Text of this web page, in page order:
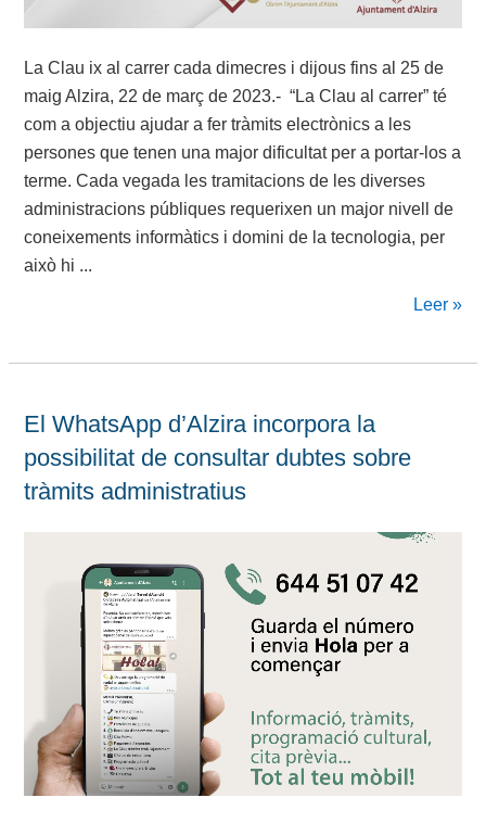
La Clau ix al carrer cada dimecres i dijous fins al 25 de
maig Alzira, 22 de març de 2023.- “La Clau al carrer” té
com a objectiu ajudar a fer tràmits electrònics a les
persones que tenen una major dificultat per a portar-los a
terme. Cada vegada les tramitacions de les diverses
administracions públiques requerixen un major nivell de
coneixements informàtics i domini de la tecnologia, per
això hi ...
Leer »
El WhatsApp d’Alzira incorpora la
possibilitat de consultar dubtes sobre
tràmits administratius